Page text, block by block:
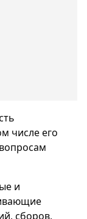
числе его
и
сборов,